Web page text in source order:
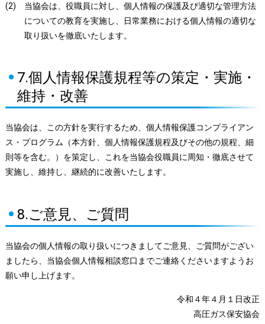
(2)
当協会は、役職員に対し、個人情報の保護及び適切な管理方法
についての教育を実施し、日常業務における個人情報の適切な
取り扱いを徹底いたします。
7.個人情報保護規程等の策定・実施・
維持・改善
当協会は、この方針を実行するため、個人情報保護コンプライアン
ス・プログラム（本方針、個人情報保護規程及びその他の規程、細
則等を含む。）を策定し、これを当協会役職員に周知・徹底させて
実施し、維持し、継続的に改善いたします。
8.ご意見、ご質問
当協会の個人情報の取り扱いにつきましてご意見、ご質問がござい
ましたら、当協会個人情報相談窓口までご連絡くださいますようお
願い申し上げます。
令和４年４月１日改正
高圧ガス保安協会